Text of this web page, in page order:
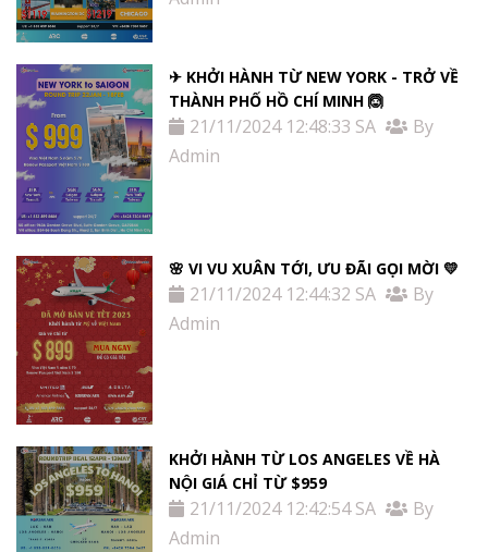
✈ KHỞI HÀNH TỪ NEW YORK - TRỞ VỀ
THÀNH PHỐ HỒ CHÍ MINH 🙆
21/11/2024 12:48:33 SA
By
Admin
🌸 VI VU XUÂN TỚI, ƯU ĐÃI GỌI MỜI 💛
21/11/2024 12:44:32 SA
By
Admin
KHỞI HÀNH TỪ LOS ANGELES VỀ HÀ
NỘI GIÁ CHỈ TỪ $959
21/11/2024 12:42:54 SA
By
Admin